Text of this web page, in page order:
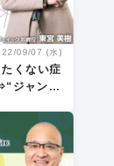
09/07 (水)
くない症
ジャング